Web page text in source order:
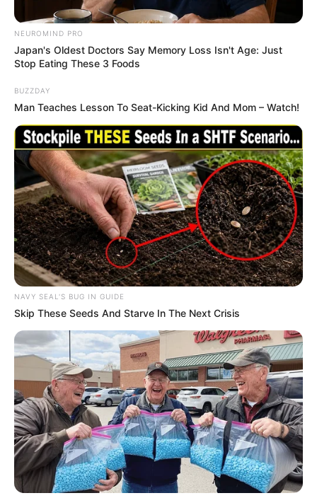
NEUROMIND PRO
Japan's Oldest Doctors Say Memory Loss Isn't Age: Just
Stop Eating These 3 Foods
BUZZDAY
Man Teaches Lesson To Seat-Kicking Kid And Mom – Watch!
NAVY SEAL'S BUG IN GUIDE
Skip These Seeds And Starve In The Next Crisis